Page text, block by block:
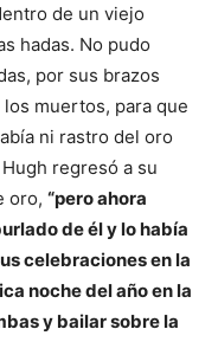
de un viejo
hadas. No pudo
por sus brazos
muertos, para que
ni rastro del oro
regresó a su
oro, “pero ahora
de él y lo había
celebraciones en la
noche del año en la
y bailar sobre la